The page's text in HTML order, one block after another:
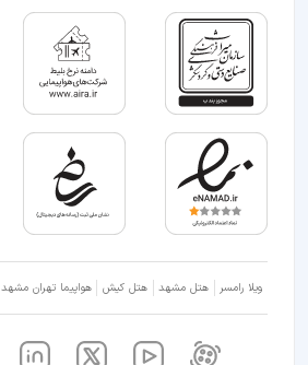
ویلا رامسر هتل مشهد هتل کیش هواپیما تهران مشهد